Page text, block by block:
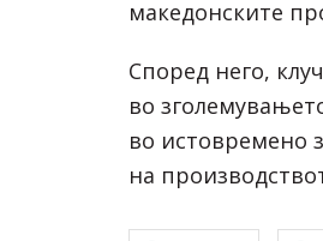
македонските
Според него,
во
во истовремено
на